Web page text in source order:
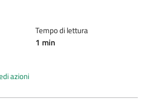
Tempo di lettura
1 min
azioni